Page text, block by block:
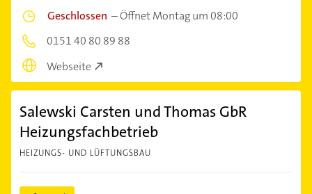
Geschlossen –Öffnet Montag um 08:00
0151 40 80 89 88
Webseite
Salewski Carsten und Thomas GbR
Heizungsfachbetrieb
HEIZUNGS- UND LÜFTUNGSBAU